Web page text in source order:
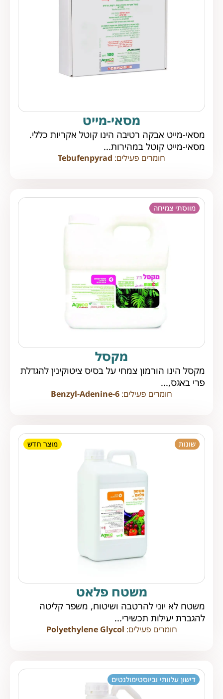
מסאי-מייט
מסאי-מייט אבקה רטיבה הינו קוטל אקריות כללי.
מסאי-מייט קוטל במהירות...
חומרים פעילים: Tebufenpyrad
מווסתי צמיחה
מקסל
מקסל הינו הורמון צמחי על בסיס ציטוקינין להגדלת
פרי באגס,...
חומרים פעילים: 6-Benzyl-Adenine
שונות מוצר חדש
משטח פלאט
משטח לא יוני להרטבה ושיטוח, משפר קליטה
להגברת יעילות תכשירי...
חומרים פעילים: Polyethylene Glycol
דישון עלוותי וביוסטימולנטים